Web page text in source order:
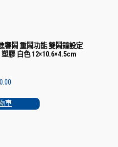
響鬧 重鬧功能 雙鬧鐘設定
膠 白色 12×10.6×4.5cm
車